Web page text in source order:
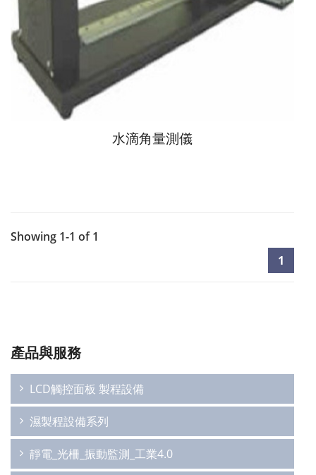
水滴角量測儀
Showing 1-1 of 1
1
產品與服務
LCD觸控面板 製程設備
濕製程設備系列
靜電_光柵_振動監測_工業4.0